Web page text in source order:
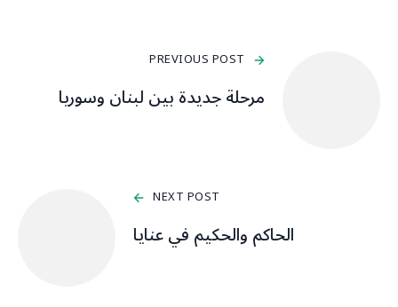
PREVIOUS POST
مرحلة جديدة بين لبنان وسوريا
NEXT POST
الحاكم والحكيم في عنايا